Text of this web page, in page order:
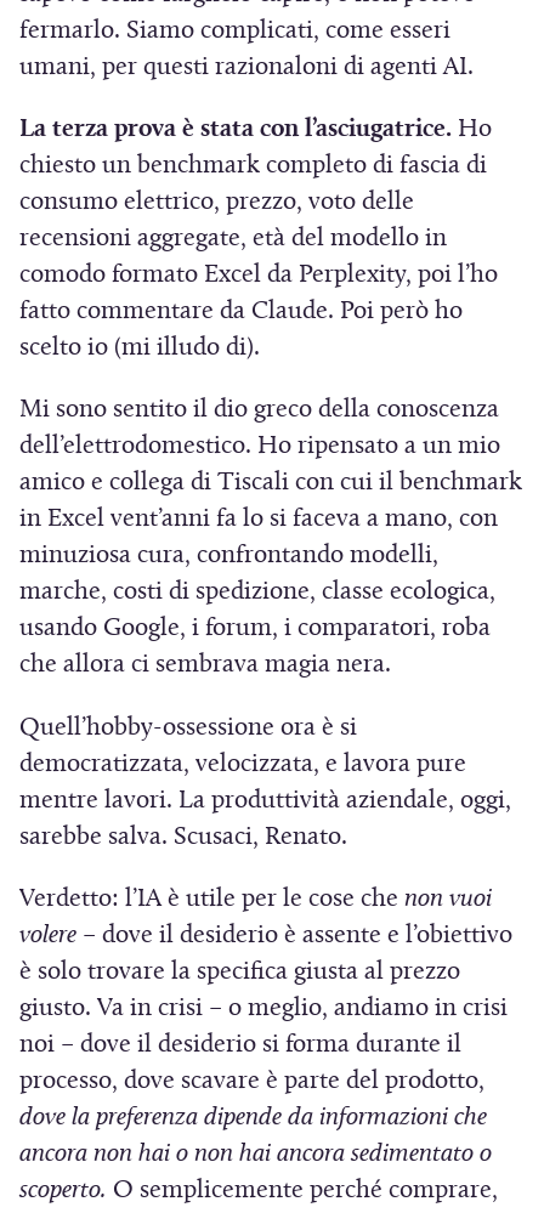
fermarlo. Siamo complicati, come esseri
umani, per questi razionaloni di agenti AI.
La terza prova è stata con l’asciugatrice. Ho
chiesto un benchmark completo di fascia di
consumo elettrico, prezzo, voto delle
recensioni aggregate, età del modello in
comodo formato Excel da Perplexity, poi l’ho
fatto commentare da Claude. Poi però ho
scelto io (mi illudo di).
Mi sono sentito il dio greco della conoscenza
dell’elettrodomestico. Ho ripensato a un mio
amico e collega di Tiscali con cui il benchmark
in Excel vent’anni fa lo si faceva a mano, con
minuziosa cura, confrontando modelli,
marche, costi di spedizione, classe ecologica,
usando Google, i forum, i comparatori, roba
che allora ci sembrava magia nera.
Quell’hobby-ossessione ora è si
democratizzata, velocizzata, e lavora pure
mentre lavori. La produttività aziendale, oggi,
sarebbe salva. Scusaci, Renato.
Verdetto: l’IA è utile per le cose che non vuoi
volere – dove il desiderio è assente e l’obiettivo
è solo trovare la specifica giusta al prezzo
giusto. Va in crisi – o meglio, andiamo in crisi
noi – dove il desiderio si forma durante il
processo, dove scavare è parte del prodotto,
dove la preferenza dipende da informazioni che
ancora non hai o non hai ancora sedimentato o
scoperto. O semplicemente perché comprare,